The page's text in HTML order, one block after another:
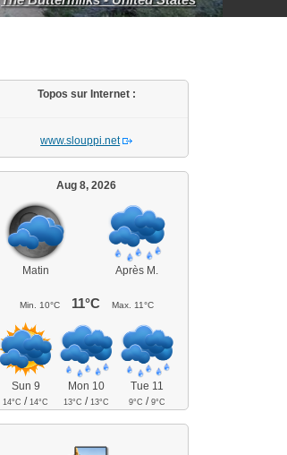
Topos sur Internet :
www.slouppi.net
Aug 8, 2026
Matin Après M.
Min. 10°C 11°C Max. 11°C
Sun 9
14°C / 14°C
Mon 10
13°C / 13°C
Tue 11
9°C /9°C